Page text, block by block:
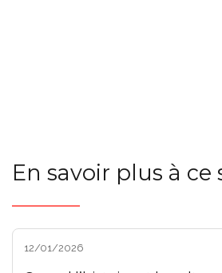
En savoir plus à ce
12/01/2026